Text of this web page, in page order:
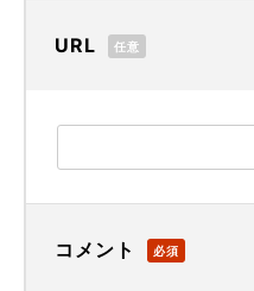
URL 任意
コメント 必須